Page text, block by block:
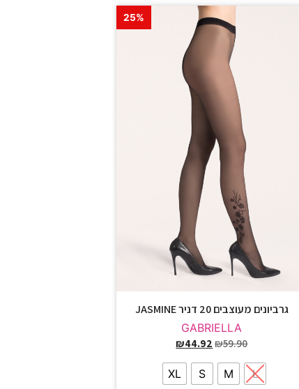
25%
גרביונים מעוצבים 20 דניר JASMINE
GABRIELLA
₪59.90
₪44.92
L
M
S
XL